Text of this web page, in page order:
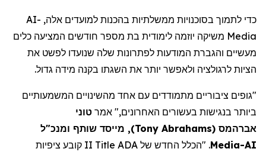
כדי לתמוך בסוכנויות ממשלתיות בהכנות למועדים אלה, AI-
Media משיקה יוזמה לימודית בת מספר חודשים המציעה כלים
מעשיים והגברת המודעות לפתרונות שלה שנועדו לפשט את
הציות לרגולציה ולאפשר יותר את השגתו בקנה מידה גדול.
"גופים ציבוריים מתמודדים עם אחד מהשינויים המשמעותיים
ביותר בנגישות בעשורים האחרונים," אמר טוני
אברהמס (
Tony Abrahams
), מייסד שותף ומנכ"ל
AI-
Media. "הכלל החדש של ADA Title
II קובע ציפיות